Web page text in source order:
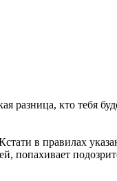
разница, кто тебя
в правилах
попахивает